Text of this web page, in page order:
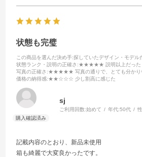
状態も完璧
この商品を選んだ決め手:探していたデザイン・モデル
状態ランク・説明の正確さ :★★★★★ 説明以上だった
写真の正確さ :★★★★★ 写真の通りで、とても分かり
価格の納得感:★★☆☆☆ 少し割高に感じた
sj
ご利用回数:始めて 年代:50代
記載内容のとおり、新品未使用
箱も綺麗で大変良かったです。